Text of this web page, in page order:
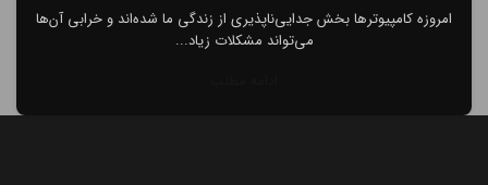
امروزه کامپیوترها بخش جدایی‌ناپذیری از زندگی ما شده‌اند و خرابی آن‌ها
می‌تواند مشکلات زیاد...